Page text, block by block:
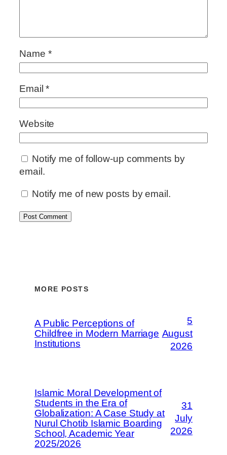
Name *
Email*
Website
Notify me of follow-up comments by
email.
Notify me of new posts by email.
MORE POSTS
A Public Perceptions of
Childfree in Modern Marriage
Institutions
5
August
2026
Islamic Moral Development of
Students in the Era of
Globalization: A Case Study at
Nurul Chotib Islamic Boarding
School, Academic Year
2025/2026
31
July
2026